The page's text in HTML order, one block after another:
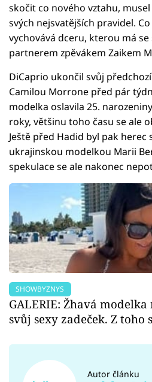
skočit co nového vztahu,
svých nejsvatějších pravidel.
vychovává dceru, kterou má se
partnerem zpěvákem Zaikem
DiCaprio ukončil svůj
Camilou Morrone před pár
modelka oslavila 25.
roky, většinu toho času se ale
Ještě před Hadid byl pak herec
ukrajinskou modelkou Marii
spekulace se ale nakonec
SHOWBYZNYS
GALERIE: Žhavá
svůj sexy zadeček. Z toho
Autor článku